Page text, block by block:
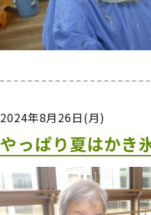
2024年8月26日(月)
やっぱり夏はかき